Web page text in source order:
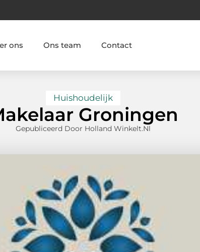
ons Ons team Contact
Huishoudelijk
Groningen
Gepubliceerd Door Holland Winkelt.nl